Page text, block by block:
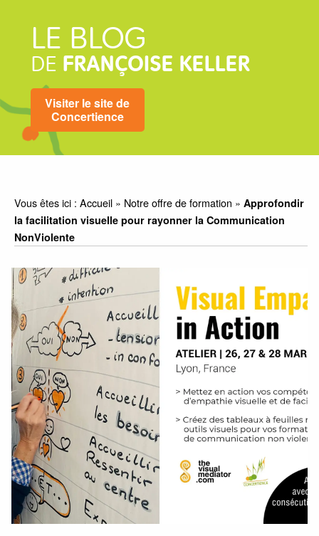
LE BLOG
DE FRANÇOISE KELLER
Visiter le site de
Concertience
Vous êtes ici :Accueil » Notre offre de formation »Approfondir
la facilitation visuelle pour rayonner la Communication
NonViolente